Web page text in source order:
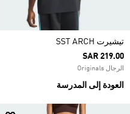
تيشيرت SST ARCH
SAR 219.00
الرجال Originals
العودة إلى المدرسة